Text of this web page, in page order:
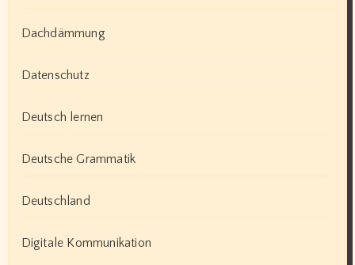
Dachdämmung
Datenschutz
Deutsch lernen
Deutsche Grammatik
Deutschland
Digitale Kommunikation